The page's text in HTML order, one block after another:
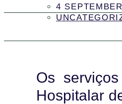
4
Os
Hospitalar